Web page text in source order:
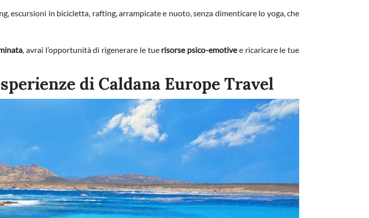
escursioni in bicicletta, rafting, arrampicate e nuoto, senza dimenticare lo yoga, che
, avrai l’opportunità di rigenerare le tue risorse psico-emotivee ricaricare le tue
di Caldana Europe Travel